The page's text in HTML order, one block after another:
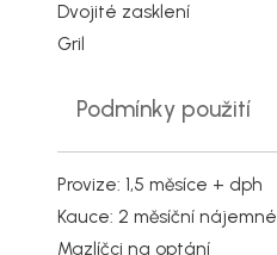
Dvojité zasklení
Gril
Podmínky použití
Provize: 1,5 měsíce + dph
Kauce: 2 měsíční nájemné
Mazlíčci na optání